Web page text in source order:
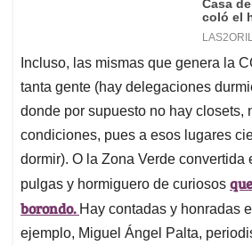
Incluso, las mismas que genera la
tanta gente (hay delegaciones
donde por supuesto no hay closets,
condiciones, pues a esos lugares
dormir). O la Zona Verde convertida
pulgas y hormiguero de curiosos
borondo. Hay contadas y honradas
ejemplo, Miguel Ángel Palta,